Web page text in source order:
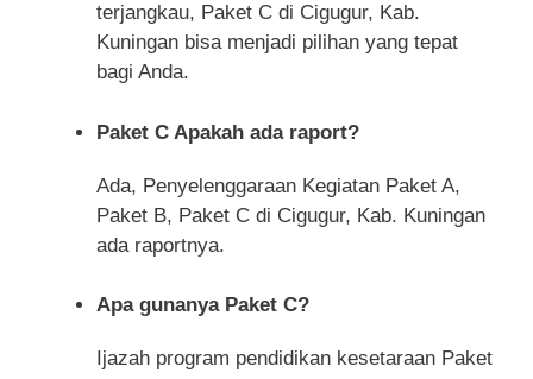
terjangkau, Paket C di Cigugur, Kab.
Kuningan bisa menjadi pilihan yang tepat
bagi Anda.
Paket C Apakah ada raport?
Ada, Penyelenggaraan Kegiatan Paket A,
Paket B, Paket C di Cigugur, Kab. Kuningan
ada raportnya.
Apa gunanya Paket C?
Ijazah program pendidikan kesetaraan Paket